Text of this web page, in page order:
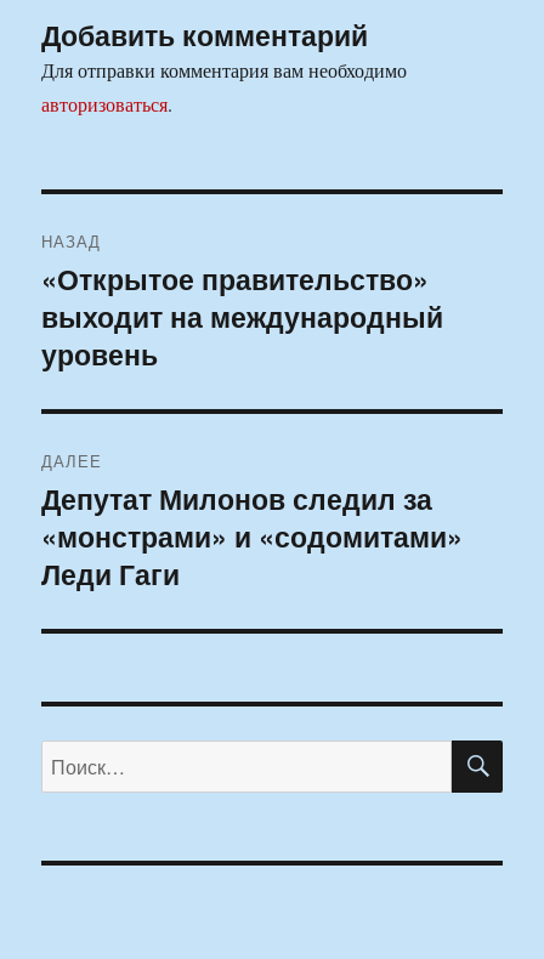
Добавить комментарий
Для отправки комментария вам необходимо
авторизоваться.
по
записям
НАЗАД
Предыдущая
запись:
«Открытое правительство»
выходит на международный
уровень
ДАЛЕЕ
Следующая
запись:
Депутат Милонов следил за
«монстрами» и «содомитами»
Леди Гаги
Искать: